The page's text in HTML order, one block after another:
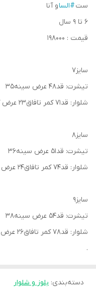
ست#الساو آنا
۶ تا ۹ سال
قیمت : ۱98000
سایز۷
تیشرت: قد۴۸ عرض سینه۳۵
شلوار: قد۷۱ کمر تافاق۲۳ عرض کمر۲۳
سایز۸
تیشرت: قد۵۱ عرض سینه۳۶
شلوار: قد۷۴ کمر تافاق۲۴ عرض کمر۲۳
سایز۹
تیشرت: قد۵۴ عرض سینه۳۸
شلوار: قد۷۸ کمر تافاق۲۶ عرض کمر۲۴
.
دسته‌بندی: بلوز و شلوار